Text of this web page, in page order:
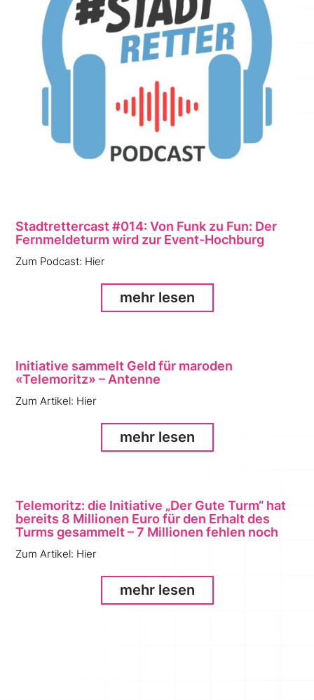
Stadtrettercast #014: Von Funk zu Fun: Der
Fernmeldeturm wird zur Event-Hochburg
Zum Podcast: Hier
mehr lesen
Initiative sammelt Geld für maroden
«Telemoritz» – Antenne
Zum Artikel: Hier
mehr lesen
Telemoritz: die Initiative „Der Gute Turm“ hat
bereits 8 Millionen Euro für den Erhalt des
Turms gesammelt – 7 Millionen fehlen noch
Zum Artikel: Hier
mehr lesen